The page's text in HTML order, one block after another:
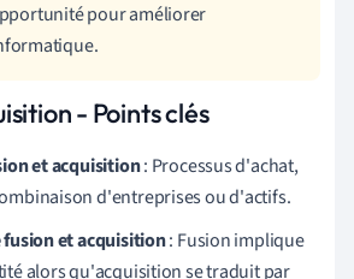
pour améliorer
- Points clés
et acquisition: Processus d'achat,
d'entreprises ou d'actifs.
et acquisition: Fusion implique
alors qu'acquisition se traduit par